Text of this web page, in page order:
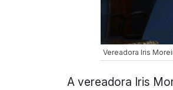
Vereadora Iris
A vereadora Iris